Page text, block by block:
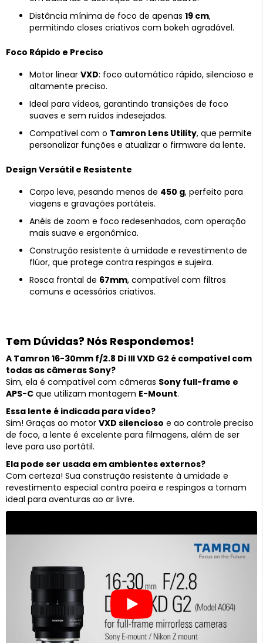
Distância mínima de foco de apenas 19 cm,
permitindo closes criativos com bokeh agradável.
Foco Rápido e Preciso
Motor linear VXD: foco automático rápido, silencioso e
altamente preciso.
Ideal para vídeos, garantindo transições de foco
suaves e sem ruídos indesejados.
Compatível com o Tamron Lens Utility, que permite
personalizar funções e atualizar o firmware da lente.
Design Versátil e Resistente
Corpo leve, pesando menos de 450 g, perfeito para
viagens e gravações portáteis.
Anéis de zoom e foco redesenhados, com operação
mais suave e ergonômica.
Construção resistente à umidade e revestimento de
flúor, que protege contra respingos e sujeira.
Rosca frontal de 67mm, compatível com filtros
comuns e acessórios criativos.
Tem Dúvidas? Nós Respondemos!
A Tamron 16-30mm f/2.8 Di III VXD G2 é compatível com
todas as câmeras Sony?
Sim, ela é compatível com câmeras Sony full-frame e
APS-C que utilizam montagem E-Mount.
Essa lente é indicada para vídeo?
Sim! Graças ao motor VXD silencioso e ao controle preciso
de foco, a lente é excelente para filmagens, além de ser
leve para uso portátil.
Ela pode ser usada em ambientes externos?
Com certeza! Sua construção resistente à umidade e
revestimento especial contra poeira e respingos a tornam
ideal para aventuras ao ar livre.